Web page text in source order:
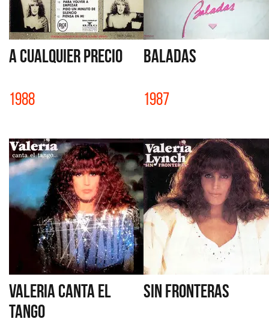
A CUALQUIER PRECIO
1988
BALADAS
1987
VALERIA CANTA EL
TANGO
SIN FRONTERAS